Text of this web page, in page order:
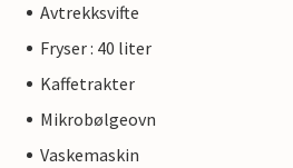
Avtrekksvifte
Fryser : 40 liter
Kaffetrakter
Mikrobølgeovn
Vaskemaskin